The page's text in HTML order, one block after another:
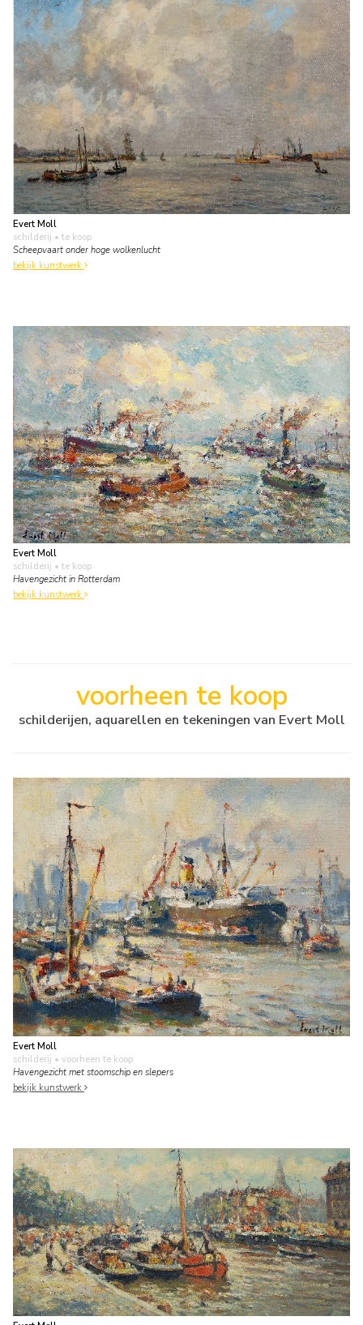
Evert Moll
schilderij • te koop
Scheepvaart onder hoge wolkenlucht
bekijk kunstwerk
Evert Moll
schilderij • te koop
Havengezicht in Rotterdam
bekijk kunstwerk
voorheen te koop
schilderijen, aquarellen en tekeningen van Evert Moll
Evert Moll
schilderij • voorheen te koop
Havengezicht met stoomschip en slepers
bekijk kunstwerk